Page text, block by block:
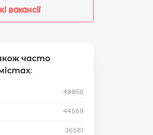
вакансії
часто
:
48850
44569
36581